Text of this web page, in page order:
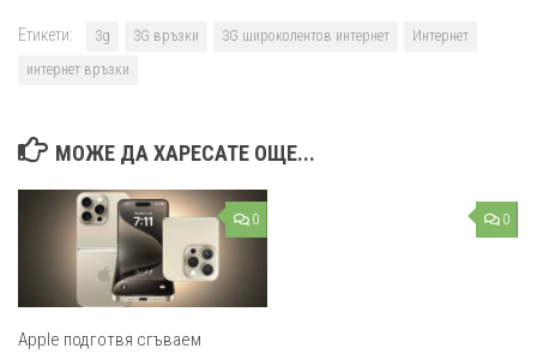
Етикети: 3g 3G връзки 3G широколентов интернет
Интернет
интернет връзки
МОЖЕ ДА ХАРЕСАТЕ ОЩЕ...
0
Apple подготвя сгъваем
0